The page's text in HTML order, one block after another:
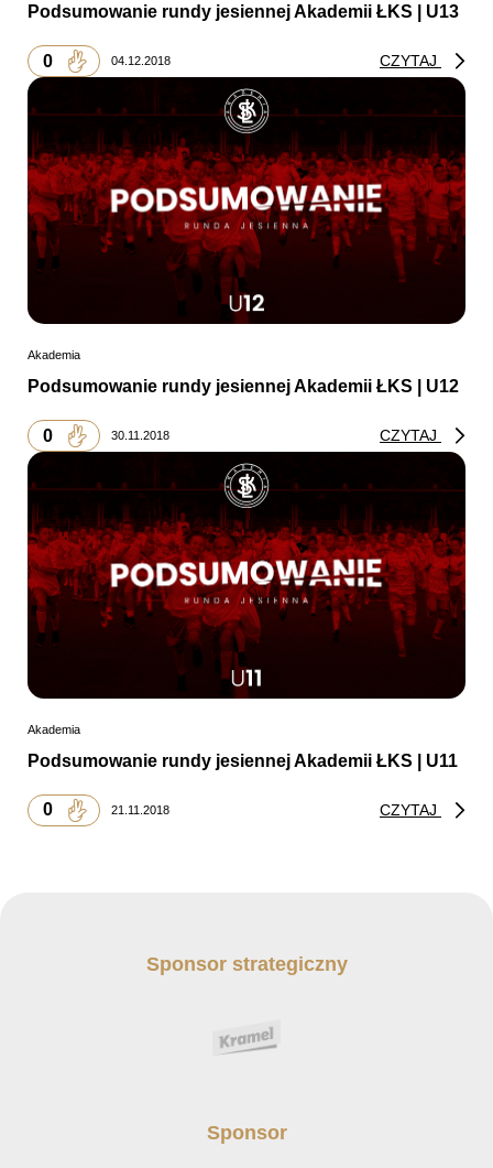
Podsumowanie rundy jesiennej Akademii ŁKS | U13
0 04.12.2018 CZYTAJ
Akademia
Podsumowanie rundy jesiennej Akademii ŁKS | U12
0 30.11.2018 CZYTAJ
Akademia
Podsumowanie rundy jesiennej Akademii ŁKS | U11
0 21.11.2018 CZYTAJ
Sponsor strategiczny
Sponsor